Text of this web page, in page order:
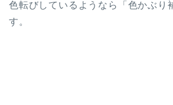
色転びしているようなら「色かぶり
す。